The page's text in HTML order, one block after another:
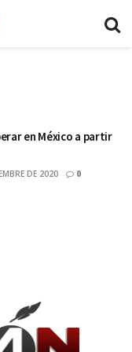
en México a partir
DE 2020 0